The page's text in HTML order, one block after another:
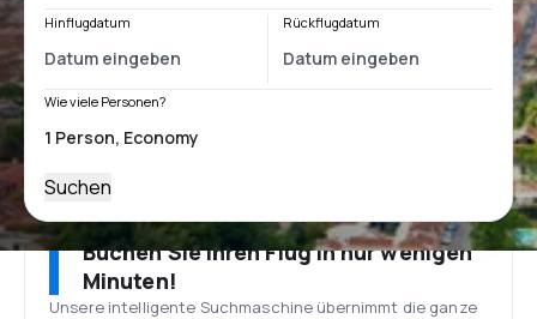
Hinflugdatum Rückflugdatum
Wie viele Personen?
Suchen
Buchen Sie Ihren Flug in nur wenigen
Minuten!
Unsere intelligente Suchmaschine übernimmt die ganze